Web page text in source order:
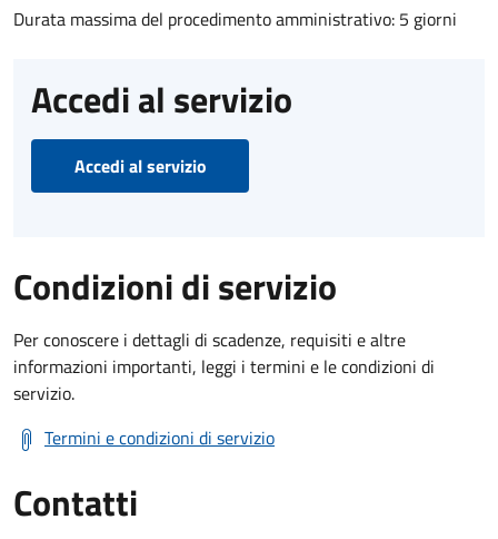
Durata massima del procedimento amministrativo: 5 giorni
Accedi al servizio
Accedi al servizio
Condizioni di servizio
Per conoscere i dettagli di scadenze, requisiti e altre
informazioni importanti, leggi i termini e le condizioni di
servizio.
Termini e condizioni di servizio
Contatti